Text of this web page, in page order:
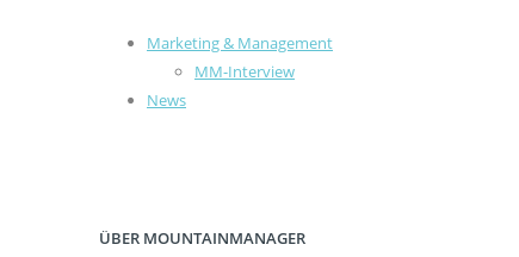
Marketing & Management
MM-Interview
News
ÜBER MOUNTAINMANAGER